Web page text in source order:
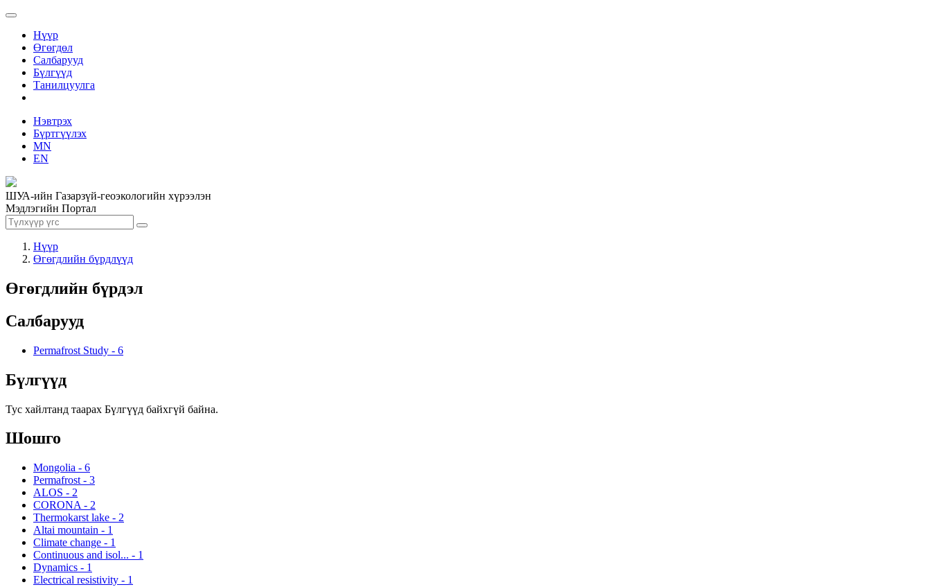
Нүүр
Өгөгдөл
Салбарууд
Бүлгүүд
Танилцуулга
Нэвтрэх
Бүртгүүлэх
MN
EN
ШУА-ийн Газарзүй-геоэкологийн хүрээлэн
Мэдлэгийн Портал
Нүүр
Өгөгдлийн бүрдлүүд
Өгөгдлийн бүрдэл
Салбарууд
Permafrost Study - 6
Бүлгүүд
Тус хайлтанд таарах Бүлгүүд байхгүй байна.
Шошго
Mongolia - 6
Permafrost - 3
ALOS - 2
CORONA - 2
Thermokarst lake - 2
Altai mountain - 1
Climate change - 1
Continuous and isol... - 1
Dynamics - 1
Electrical resistivity - 1